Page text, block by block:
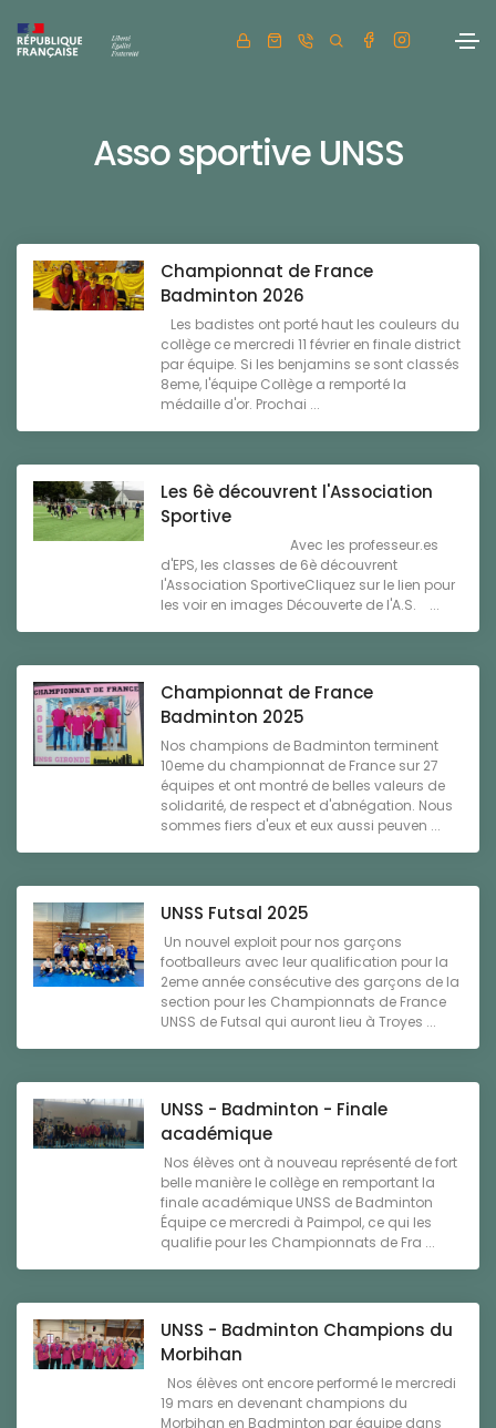
Asso sportive UNSS
Championnat de France
Badminton 2026
Les badistes ont porté haut les couleurs du
collège ce mercredi 11 février en finale district
par équipe. Si les benjamins se sont classés
8eme, l'équipe Collège a remporté la
médaille d'or. Prochai ...
Les 6è découvrent l'Association
Sportive
Avec les professeur.es
d'EPS, les classes de 6è découvrent
l'Association SportiveCliquez sur le lien pour
les voir en images Découverte de l'A.S. ...
Championnat de France
Badminton 2025
Nos champions de Badminton terminent
10eme du championnat de France sur 27
équipes et ont montré de belles valeurs de
solidarité, de respect et d'abnégation. Nous
sommes fiers d'eux et eux aussi peuven ...
UNSS Futsal 2025
Un nouvel exploit pour nos garçons
footballeurs avec leur qualification pour la
2eme année consécutive des garçons de la
section pour les Championnats de France
UNSS de Futsal qui auront lieu à Troyes ...
UNSS - Badminton - Finale
académique
Nos élèves ont à nouveau représenté de fort
belle manière le collège en remportant la
finale académique UNSS de Badminton
Équipe ce mercredi à Paimpol, ce qui les
qualifie pour les Championnats de Fra ...
UNSS - Badminton Champions du
Morbihan
Nos élèves ont encore performé le mercredi
19 mars en devenant champions du
Morbihan en Badminton par équipe dans